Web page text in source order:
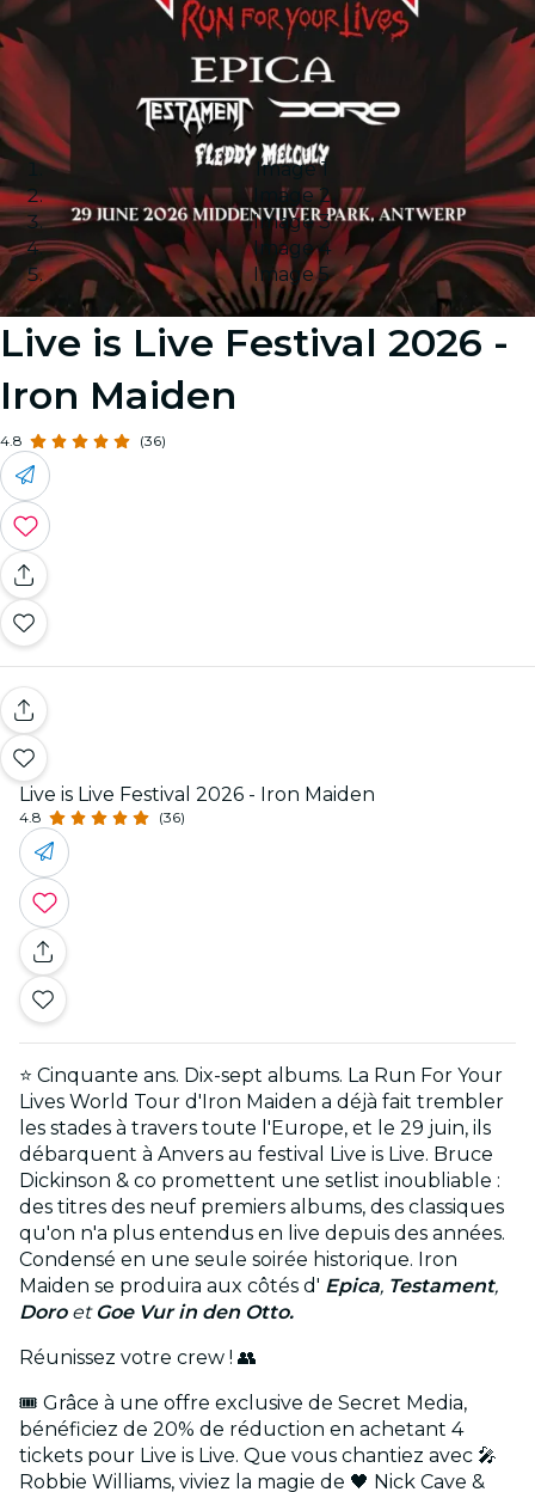
Image 1
Image 2
Image 3
Image 4
Image 5
Live is Live Festival 2026 -
Iron Maiden
4.8 (36)
Live is Live Festival 2026 - Iron Maiden
4.8 (36)
⭐ Cinquante ans. Dix-sept albums. La Run For Your
Lives World Tour d'Iron Maiden a déjà fait trembler
les stades à travers toute l'Europe, et le 29 juin, ils
débarquent à Anvers au festival Live is Live. Bruce
Dickinson & co promettent une setlist inoubliable :
des titres des neuf premiers albums, des classiques
qu'on n'a plus entendus en live depuis des années.
Condensé en une seule soirée historique. Iron
Maiden se produira aux côtés d' Epica, Testament,
Doroet Goe Vur in den Otto.
Réunissez votre crew ! 👥
🎟️ Grâce à une offre exclusive de Secret Media,
bénéficiez de 20% de réduction en achetant 4
tickets pour Live is Live. Que vous chantiez avec 🎤
Robbie Williams, viviez la magie de 🖤 Nick Cave &